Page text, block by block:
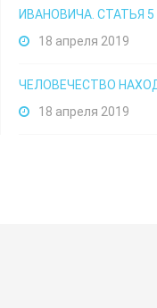
ИВАНОВИЧА. СТАТЬЯ 5
18 апреля 2019
ЧЕЛОВЕЧЕСТВО
18 апреля 2019